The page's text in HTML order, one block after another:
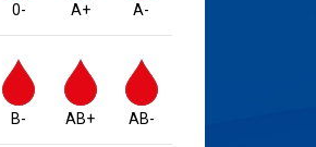
0- A+ A-
B- AB+ AB-